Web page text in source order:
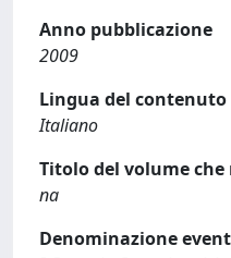
Anno pubblicazione
2009
Lingua del contenuto
Italiano
Titolo del volume
na
Denominazione